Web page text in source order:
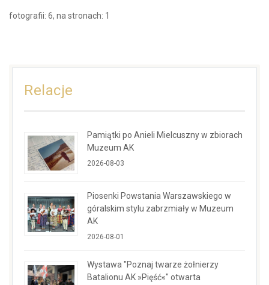
fotografii: 6, na stronach: 1
Relacje
Pamiątki po Anieli Mielcuszny w zbiorach
Muzeum AK
2026-08-03
Piosenki Powstania Warszawskiego w
góralskim stylu zabrzmiały w Muzeum
AK
2026-08-01
Wystawa "Poznaj twarze żołnierzy
Batalionu AK »Pięść«" otwarta